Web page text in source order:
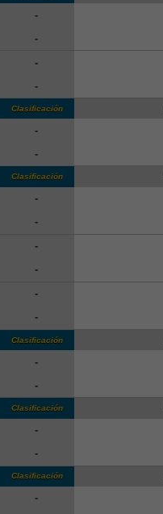
-
-
-
-
Clasificación
-
-
Clasificación
-
-
-
-
-
-
Clasificación
-
-
Clasificación
-
-
Clasificación
-